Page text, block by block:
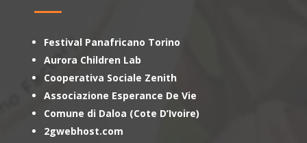
Festival Panafricano Torino
Aurora Children Lab
Cooperativa Sociale Zenith
Associazione Esperance De Vie
Comune di Daloa (Cote D’Ivoire)
2gwebhost.com